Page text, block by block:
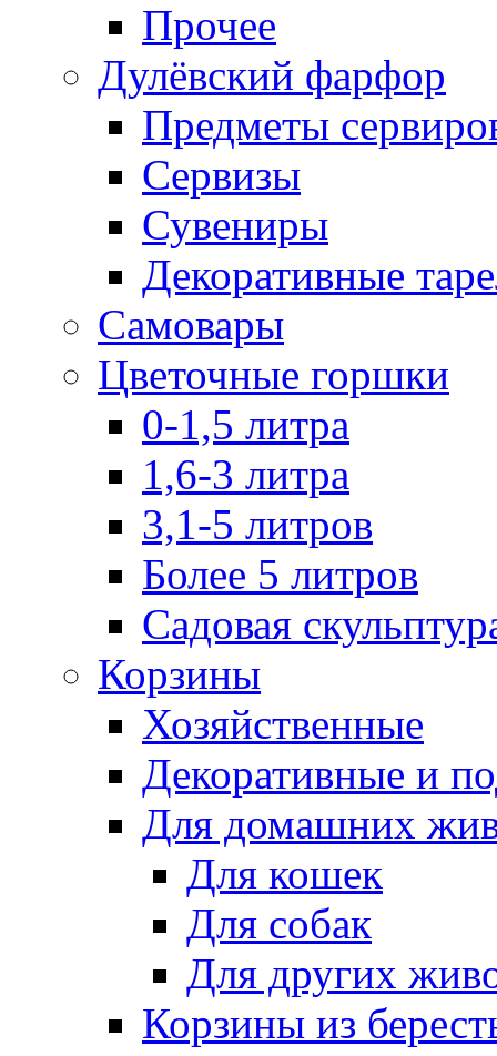
Прочее
Дулёвский фарфор
Предметы
Сервизы
Сувениры
Декоративные
Самовары
Цветочные горшки
0-1,5 литра
1,6-3 литра
3,1-5 литров
Более 5 литров
Садовая
Корзины
Хозяйственные
Декоративные и
Для домашних
Для кошек
Для собак
Для других
Корзины из